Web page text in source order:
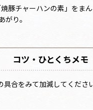
豚チャーハンの素」をま
がり。
コツ・ひとくちメモ
合をみて加減してください